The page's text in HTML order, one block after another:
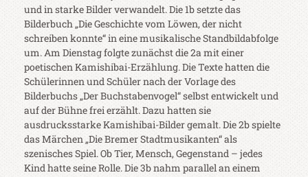
und in starke Bilder verwandelt. Die 1b setzte das
Bilderbuch „Die Geschichte vom Löwen, der nicht
schreiben konnte“ in eine musikalische Standbildabfolge
um. Am Dienstag folgte zunächst die 2a mit einer
poetischen Kamishibai-Erzählung. Die Texte hatten die
Schülerinnen und Schüler nach der Vorlage des
Bilderbuchs „Der Buchstabenvogel“ selbst entwickelt und
auf der Bühne frei erzählt. Dazu hatten sie
ausdrucksstarke Kamishibai-Bilder gemalt.Die 2b spielte
das Märchen „Die Bremer Stadtmusikanten“ als
szenisches Spiel. Ob Tier, Mensch, Gegenstand – jedes
Kind hatte seine Rolle.Die 3b nahm parallel an einem